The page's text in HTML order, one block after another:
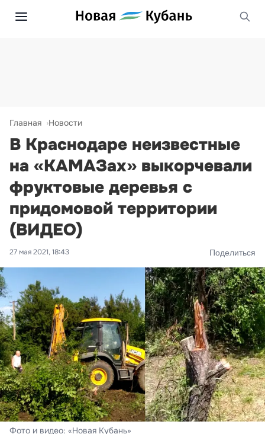
Главная Новости
В Краснодаре неизвестные
на «КАМАЗах» выкорчевали
фруктовые деревья с
придомовой территории
(ВИДЕО)
27 мая 2021, 18:43 Поделиться
Фото и видео: «Новая Кубань»